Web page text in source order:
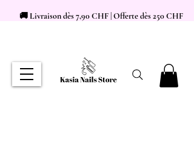
🚚 Livraison dès 7,90 CHF | Offerte dès 250 CHF